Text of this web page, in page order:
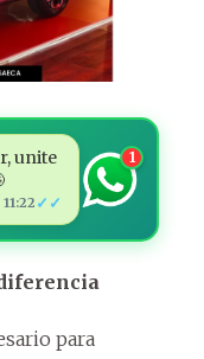
unite
11:22 ✓✓
1
para